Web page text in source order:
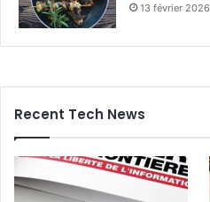
13 février 2026
Recent Tech News